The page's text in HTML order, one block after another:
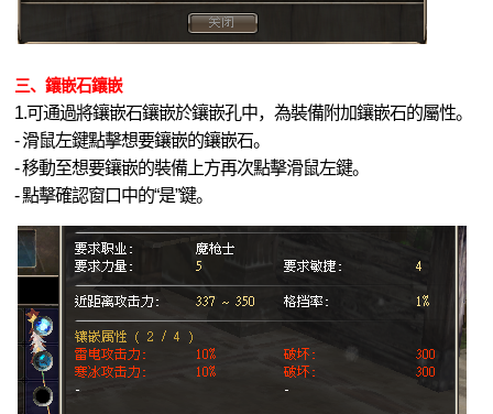
三、鑲嵌石鑲嵌
1.可通過將鑲嵌石鑲嵌於鑲嵌孔中，為裝備附加鑲嵌石的屬性。
- 滑鼠左鍵點擊想要鑲嵌的鑲嵌石。
- 移動至想要鑲嵌的裝備上方再次點擊滑鼠左鍵。
- 點擊確認窗口中的“是”鍵。